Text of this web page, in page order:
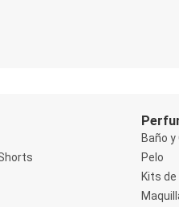
Baño y
Pelo
Kits